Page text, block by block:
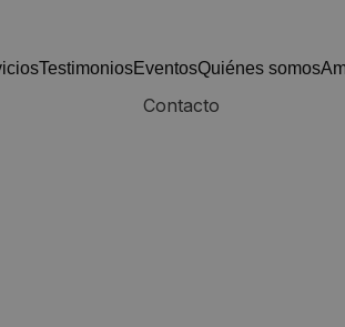
testimonios eventos quiénes somos
Contacto